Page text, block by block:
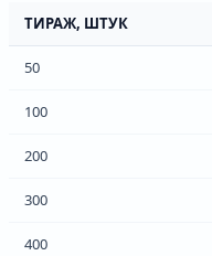
ТИРАЖ, ШТУК
50
100
200
300
400